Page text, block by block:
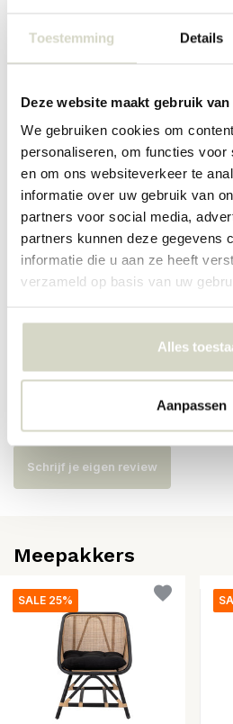
Toestemming Details
Deze website maakt gebruik
We gebruiken cookies om
personaliseren, om functies voor
en om ons websiteverkeer te
informatie over uw gebruik van
partners voor social media,
partners kunnen deze gegevens
informatie die u aan ze heeft
verzameld op basis van uw
Alles
Aanpassen
Afmeting D45xH60 cm
Kleur: naturel
Overige: reinigen met een vochtige
Artikelnummer
SKU
Reviews
Schrijf je eigen review
Meepakkers
SALE 25%